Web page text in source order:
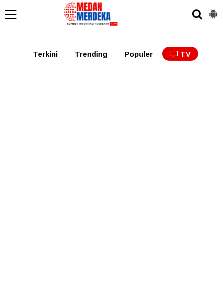
Tabagsel Tapanuli
Terkini Trending Populer TV